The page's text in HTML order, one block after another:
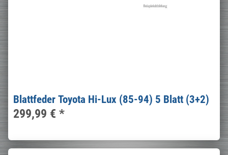
Blattfeder Toyota Hi-Lux (85-94) 5 Blatt (3+2)
299,99 € *